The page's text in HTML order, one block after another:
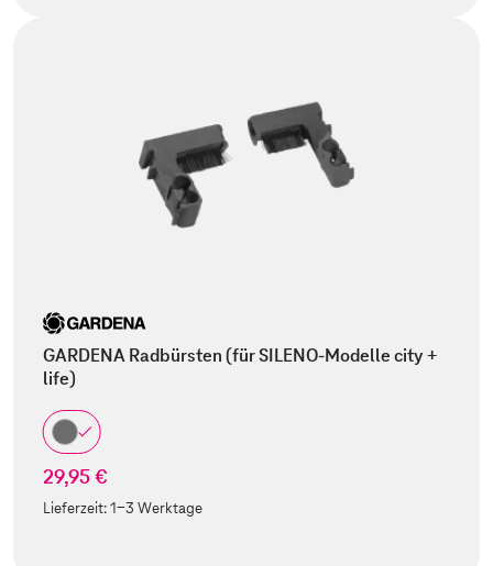
GARDENA Radbürsten (für SILENO-Modelle city +
life)
29,95 €
Lieferzeit:1-3 Werktage